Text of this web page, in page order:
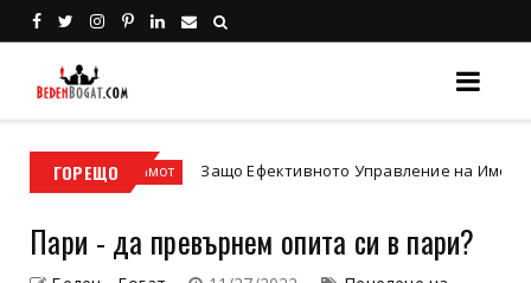
ГОРЕЩО
имот Защо Ефективното Управление на Имоти е Ключът
Пари - да превърнем опита си в пари?